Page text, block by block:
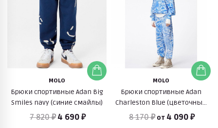
MOLO
Брюки спортивные Adan Big
Smiles navy (синие смайлы)
7 820 ₽ 4 690 ₽
MOLO
Брюки спортивные Adan
Charleston Blue (цветочный
узор)
8 170 ₽ от 4 090 ₽